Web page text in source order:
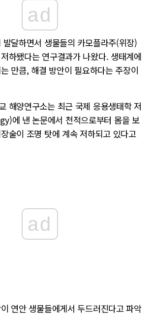
ad
달하면서 생물들의 카모플라주(위장)
하됐다는 연구결과가 나왔다. 생태계에
만큼, 해결 방안이 필요하다는 주장이
해양연구소는 최근 국제 응용생태학 저
에 낸 논문에서 천적으로부터 몸을 보
술이 조명 탓에 계속 저하되고 있다고
ad
연안 생물들에게서 두드러진다고 파악